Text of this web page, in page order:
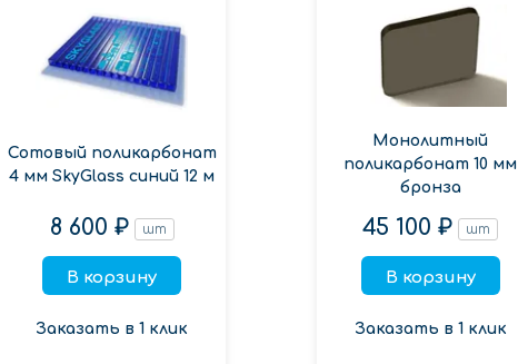
Сотовый поликарбонат
4 мм SkyGlass синий 12 м
8 600 ₽ шт
В корзину
Заказать в 1 клик
Монолитный
поликарбонат 10 мм
бронза
45 100 ₽ шт
В корзину
Заказать в 1 клик